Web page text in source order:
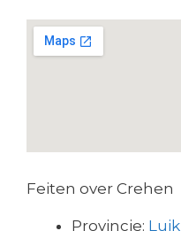
Feiten over Crehen
Provincie: Luik